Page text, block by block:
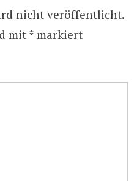
nicht veröffentlicht.
mit *markiert